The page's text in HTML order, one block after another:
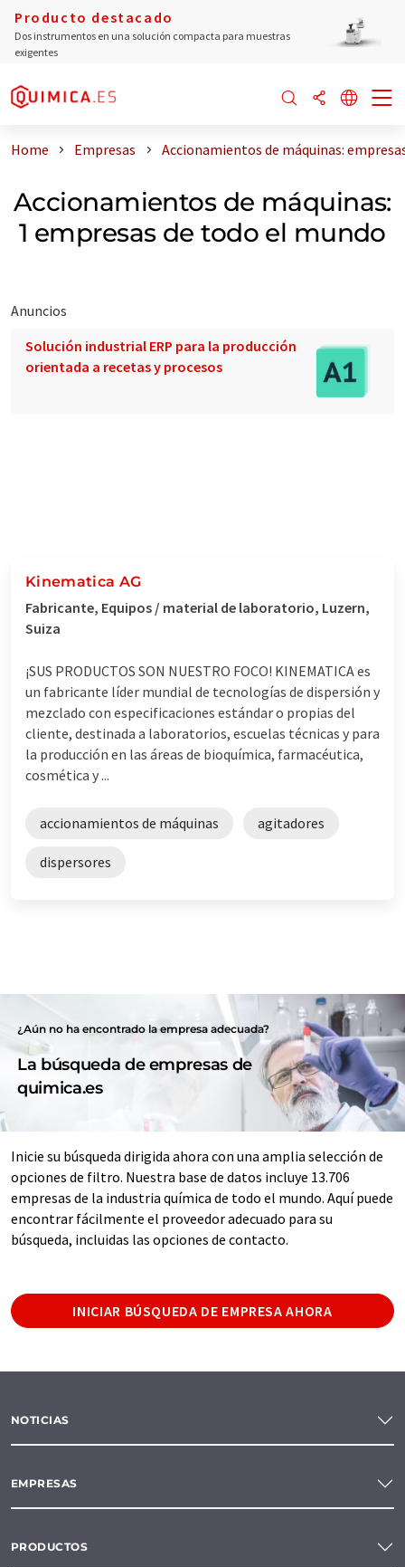
Producto destacado
Dos instrumentos en una solución compacta para muestras
exigentes
Home Empresas Accionamientos de máquinas:
Accionamientos de máquinas:
1 empresas de todo el mundo
Anuncios
Solución industrial ERP para la producción
orientada a recetas y procesos
Kinematica AG
Fabricante, Equipos / material de laboratorio, Luzern,
Suiza
¡SUS PRODUCTOS SON NUESTRO FOCO! KINEMATICA es
un fabricante líder mundial de tecnologías de dispersión y
mezclado con especificaciones estándar o propias del
cliente, destinada a laboratorios, escuelas técnicas y para
la producción en las áreas de bioquímica, farmacéutica,
cosmética y ...
accionamientos de máquinas agitadores
dispersores
¿Aún no ha encontrado la empresa adecuada?
La búsqueda de empresas de
quimica.es
Inicie su búsqueda dirigida ahora con una amplia selección de
opciones de filtro. Nuestra base de datos incluye 13.706
empresas de la industria química de todo el mundo. Aquí puede
encontrar fácilmente el proveedor adecuado para su
búsqueda, incluidas las opciones de contacto.
INICIAR BÚSQUEDA DE EMPRESA AHORA
NOTICIAS
EMPRESAS
PRODUCTOS